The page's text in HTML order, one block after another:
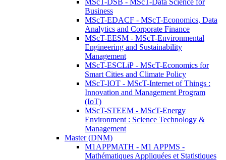
MScT-DSB - MScT-Data Science for
Business
MScT-EDACF - MScT-Economics, Data
Analytics and Corporate Finance
MScT-EESM - MScT-Environmental
Engineering and Sustainability
Management
MScT-ESCLiP - MScT-Economics for
Smart Cities and Climate Policy
MScT-IOT - MScT-Internet of Things :
Innovation and Management Program
(IoT)
MScT-STEEM - MScT-Energy
Environment : Science Technology &
Management
Master (DNM)
M1APPMATH - M1 APPMS -
Mathématiques Appliquées et Statistiques